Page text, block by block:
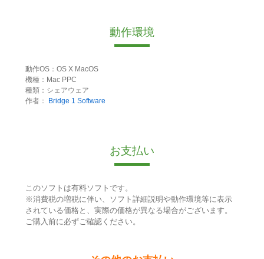
動作環境
動作OS：OS X MacOS
機種：Mac PPC
種類：シェアウェア
作者：
Bridge 1 Software
お支払い
このソフトは有料ソフトです。
※消費税の増税に伴い、ソフト詳細説明や動作環境等に表示
されている価格と、実際の価格が異なる場合がございます。
ご購入前に必ずご確認ください。